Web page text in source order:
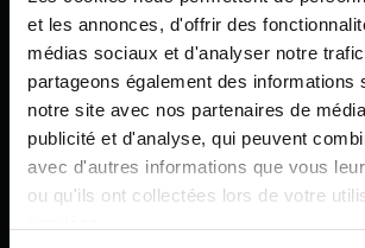
et les annonces, d'offrir des
médias sociaux et d'analyser notre
partageons également des informations
notre site avec nos partenaires de
publicité et d'analyse, qui peuvent
avec d'autres informations que vous
ou qu'ils ont collectées lors de votre